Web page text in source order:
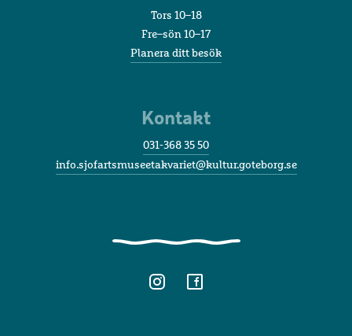
Tors 10–18
Fre–sön 10–17
Planera ditt besök
Kontakt
031-368 35 50
info.sjofartsmuseetakvariet@kultur.goteborg.se